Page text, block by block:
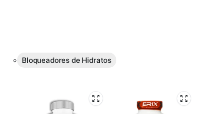
Bloqueadores de Hidratos